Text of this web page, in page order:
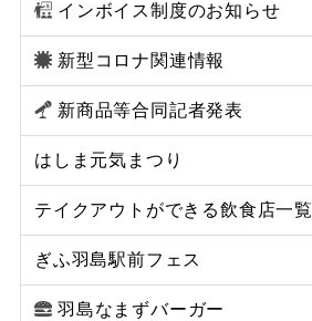
インボイス制度のお知らせ
新型コロナ関連情報
新商品等合同記者発表
はしま元気まつり
テイクアウトができる飲食店一覧
ぎふ羽島駅前フェス
羽島なまずバーガー